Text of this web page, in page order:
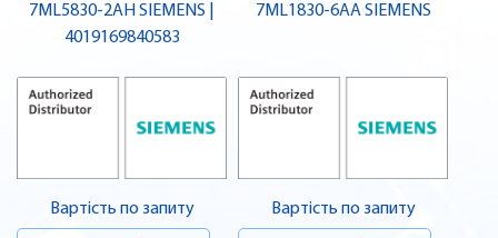
7ML5830-2AH SIEMENS |
4019169840583
Вартість по запиту
7ML1830-6AA SIEMENS
Вартість по запиту